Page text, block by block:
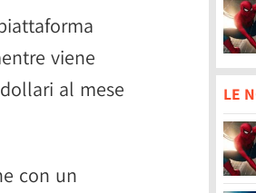
viene
al mese
con un
LE